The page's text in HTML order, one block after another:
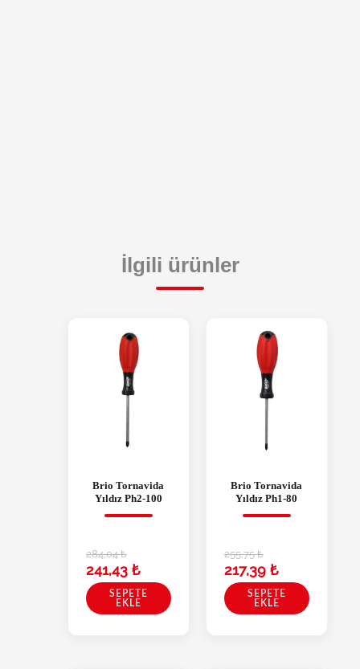
İlgili ürünler
Brio Tornavida
Yıldız Ph2-100
284,04₺
241,43 ₺
SEPETE
EKLE
Brio Tornavida
Yıldız Ph1-80
255,75₺
217,39 ₺
SEPETE
EKLE